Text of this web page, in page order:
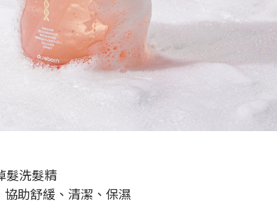
髮洗髮精
協助舒緩、清潔、保濕